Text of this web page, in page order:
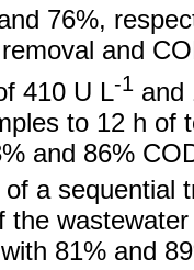
76%,
and
410 U L-1 and
to 12 h of
and 86%
a sequential
the
81% and